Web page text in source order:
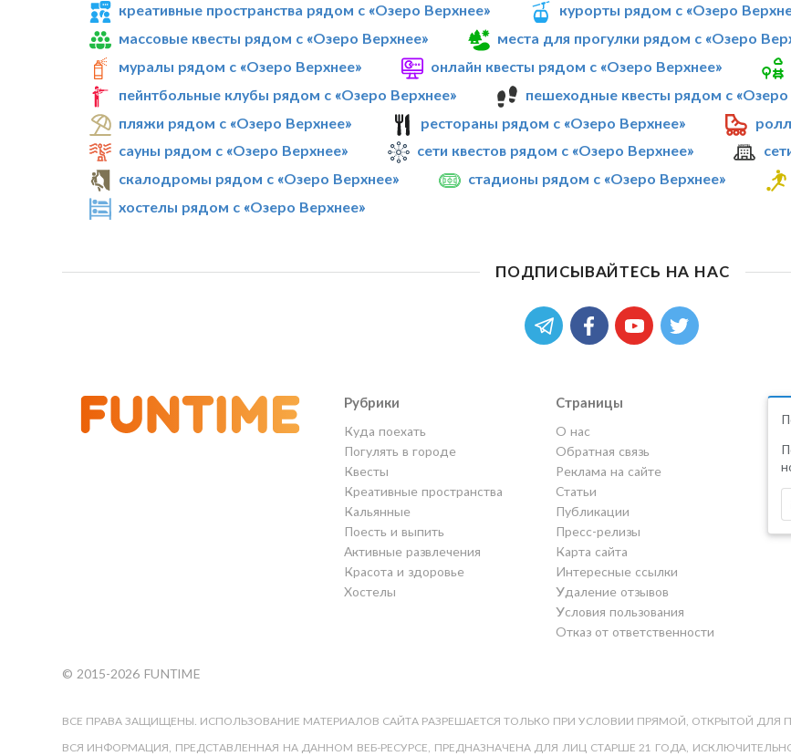
креативные пространства рядом с «Озеро Верхнее»
курорты рядом с «Озеро
массовые квесты рядом с «Озеро Верхнее»
места для прогулки рядом с «Озеро
муралы рядом с «Озеро Верхнее»
онлайн квесты рядом с «Озеро Верхнее»
пейнтбольные клубы рядом с «Озеро Верхнее»
пешеходные квесты рядом с «Озеро
пляжи рядом с «Озеро Верхнее»
рестораны рядом с «Озеро Верхнее»
сауны рядом с «Озеро Верхнее»
сети квестов рядом с «Озеро Верхнее»
скалодромы рядом с «Озеро Верхнее»
стадионы рядом с «Озеро Верхнее»
хостелы рядом с «Озеро Верхнее»
ПОДПИСЫВАЙТЕСЬ НА НАС
Рубрики
Куда поехать
Погулять в городе
Квесты
Креативные пространства
Кальянные
Поесть и выпить
Активные развлечения
Красота и здоровье
Хостелы
Страницы
О нас
Обратная связь
Реклама на сайте
Статьи
Публикации
Пресс-релизы
Карта сайта
Интересные ссылки
Удаление отзывов
Условия пользования
Отказ от ответственности
© 2015-2026 FUNTIME
ВСЕ ПРАВА ЗАЩИЩЕНЫ. ИСПОЛЬЗОВАНИЕ МАТЕРИАЛОВ САЙТА РАЗРЕШАЕТСЯ ТОЛЬКО ПРИ УСЛОВИИ ПРЯМОЙ, ОТКРЫТОЙ ДЛЯ
ВСЯ ИНФОРМАЦИЯ, ПРЕДСТАВЛЕННАЯ НА ДАННОМ ВЕБ-РЕСУРСЕ, ПРЕДНАЗНАЧЕНА ДЛЯ ЛИЦ СТАРШЕ 21 ГОДА,